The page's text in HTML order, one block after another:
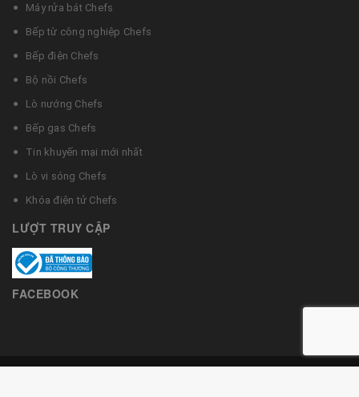
Máy rửa bát Chefs
Bếp từ công nghiệp Chefs
Bếp điện Chefs
Bộ nồi Chefs
Lò nướng Chefs
Bếp gas Chefs
Tin khuyến mại mới nhất
Lò vi sóng Chefs
Khóa điện tử Chefs
LƯỢT TRUY CẬP
FACEBOOK